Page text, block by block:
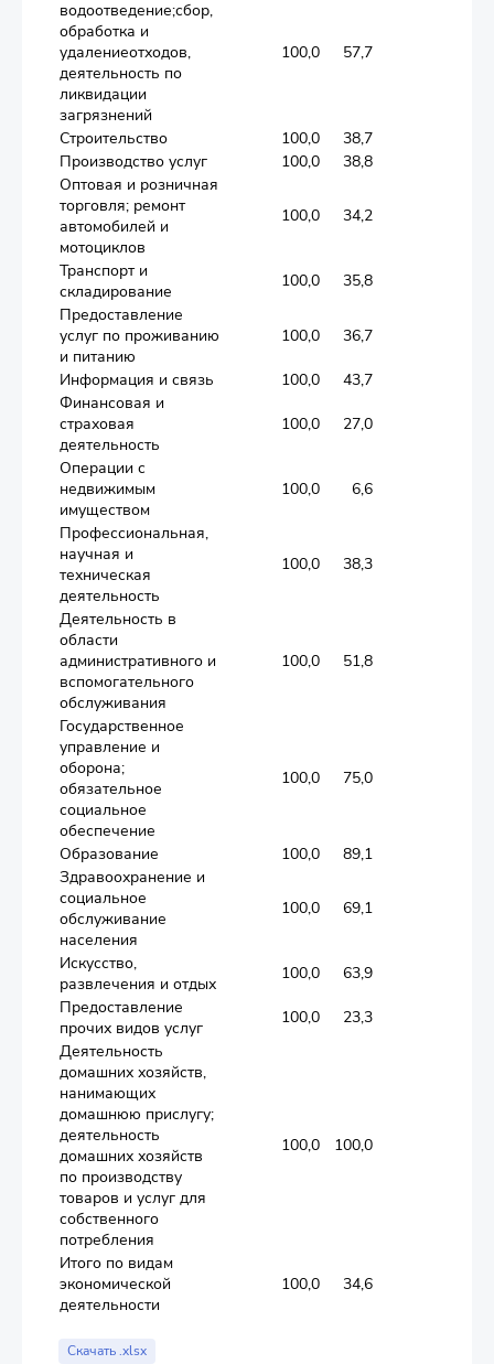
водоотведение;сбор,
обработка и
удалениеотходов,
деятельность по
ликвидации
загрязнений
100,0 57,7
Строительство 100,0 38,7
Производство услуг
100,0 38,8
Оптовая и розничная
торговля; ремонт
автомобилей и
мотоциклов
100,0 34,2
Транспорт и
складирование
100,0 35,8
Предоставление
услуг по проживанию
и питанию
100,0 36,7
Информация и связь 100,0 43,7
Финансовая и
страховая
деятельность
100,0 27,0
Операции с
недвижимым
имуществом
100,0 6,6
Профессиональная,
научная и
техническая
деятельность
100,0 38,3
Деятельность в
области
административного и
вспомогательного
обслуживания
100,0 51,8
Государственное
управление и
оборона;
обязательное
социальное
обеспечение
100,0 75,0
Образование 100,0 89,1
Здравоохранение и
социальное
обслуживание
населения
100,0 69,1
Искусство,
развлечения и отдых
100,0 63,9
Предоставление
прочих видов услуг
100,0 23,3
Деятельность
домашних хозяйств,
нанимающих
домашнюю прислугу;
деятельность
домашних хозяйств
по производству
товаров и услуг для
собственного
потребления
100,0 100,0
Итого по видам
экономической
деятельности
100,0 34,6
Скачать .xlsx